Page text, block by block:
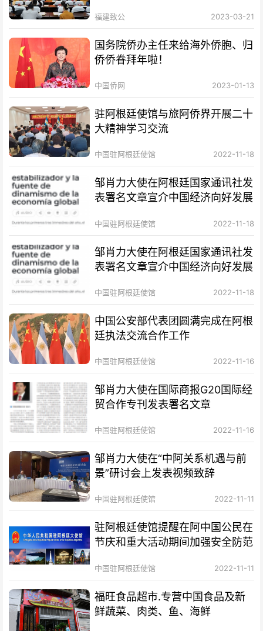
福建致公 2023-03-21
国务院侨办主任来给海外侨胞、归
侨侨眷拜年啦！
中国侨网 2023-01-13
驻阿根廷使馆与旅阿侨界开展二十
大精神学习交流
中国驻阿根廷使馆 2022-11-18
邹肖力大使在阿根廷国家通讯社发
表署名文章宣介中国经济向好发展
中国驻阿根廷使馆 2022-11-18
邹肖力大使在阿根廷国家通讯社发
表署名文章宣介中国经济向好发展
中国驻阿根廷使馆 2022-11-18
中国公安部代表团圆满完成在阿根
廷执法交流合作工作
中国驻阿根廷使馆 2022-11-16
邹肖力大使在国际商报G20国际经
贸合作专刊发表署名文章
中国驻阿根廷使馆 2022-11-16
邹肖力大使在“中阿关系机遇与前
景”研讨会上发表视频致辞
中国驻阿根廷使馆 2022-11-11
驻阿根廷使馆提醒在阿中国公民在
节庆和重大活动期间加强安全防范
中国驻阿根廷使馆 2022-11-11
福旺食品超市.专营中国食品及新
鲜蔬菜、肉类、鱼、海鲜